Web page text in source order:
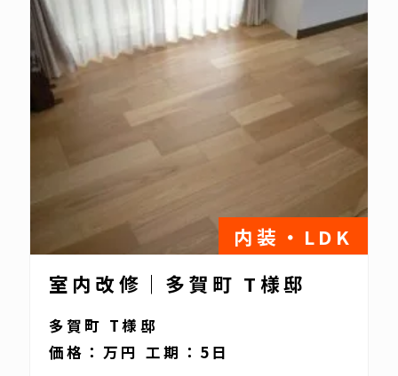
内装・LDK
室内改修｜多賀町 T様邸
多賀町 T様邸
価格：万円 工期：5日